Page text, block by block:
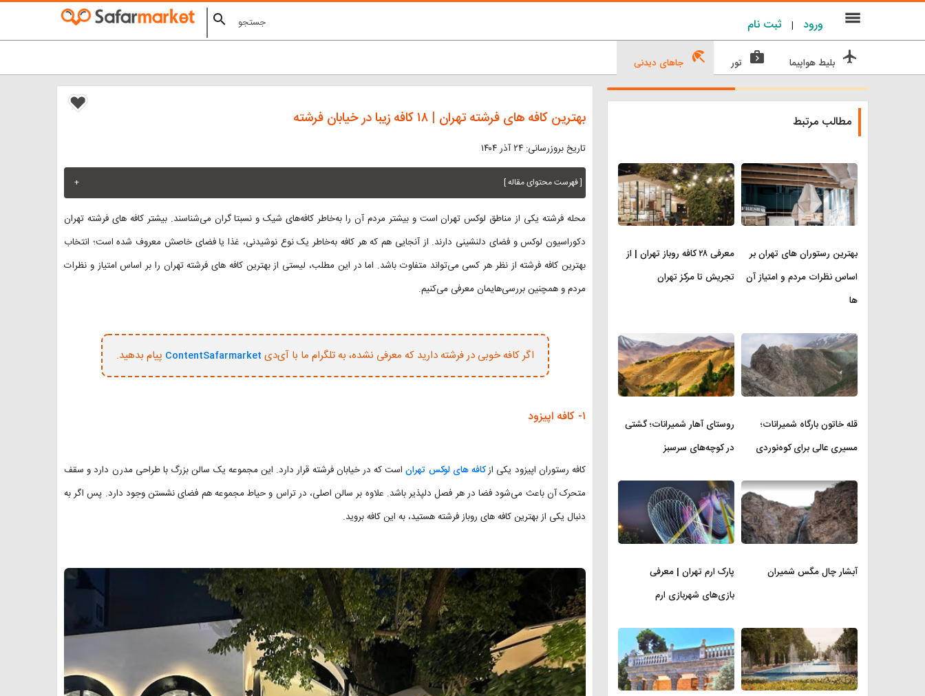
search ثبت نام | ورود menu
flight بلیط هواپیما next_week تور beach_access جاهای دیدنی
بهترین کافه های فرشته تهران | ۱۸ کافه زیبا در خیابان فرشته
تاریخ بروزرسانی: ۲۴ آذر ۱۴۰۴
[ فهرست محتوای مقاله ] +
محله فرشته یکی از مناطق لوکس تهران است و بیشتر مردم آن را به‌خاطر کافه‌های شیک و نسبتا گران می‌شناسند. بیشتر کافه های فرشته تهران
دکوراسیون لوکس و فضای دلنشینی دارند. از آنجایی هم که هر کافه به‌خاطر یک نوع نوشیدنی، غذا یا فضای خاصش معروف شده است؛ انتخاب
بهترین کافه فرشته از نظر هر کسی می‌تواند متفاوت باشد. اما در این مطلب، لیستی از بهترین کافه های فرشته تهران را بر اساس امتیاز و نظرات
مردم و همچنین بررسی‌هایمان معرفی می‌کنیم.
اگر کافه خوبی در فرشته دارید که معرفی نشده، به تلگرام ما با آی‌دی ContentSafarmarket پیام بدهید.
۱- کافه اپیزود
کافه رستوران اپیزود یکی ازکافه های لوکس تهراناست که در خیابان فرشته قرار دارد. این مجموعه یک سالن بزرگ با طراحی مدرن دارد و سقف
متحرک آن باعث می‌شود فضا در هر فصل دلپذیر باشد. علاوه بر سالن اصلی، در تراس و حیاط مجموعه هم فضای نشستن وجود دارد. پس اگر به
دنبال یکی از بهترین کافه های روباز فرشته هستید، به این کافه بروید.
مطالب مرتبط
بهترین رستوران های تهران بر
اساس نظرات مردم و امتیاز آن
ها
معرفی ۲۸ کافه روباز تهران | از
تجریش تا مرکز تهران
قله خاتون بارگاه شمیرانات؛
مسیری عالی برای کوه‌نوردی
روستای آهار شمیرانات؛ گشتی
در کوچه‌های سرسبز
آبشار چال مگس شمیران
پارک ارم تهران | معرفی
بازی‌های شهربازی ارم